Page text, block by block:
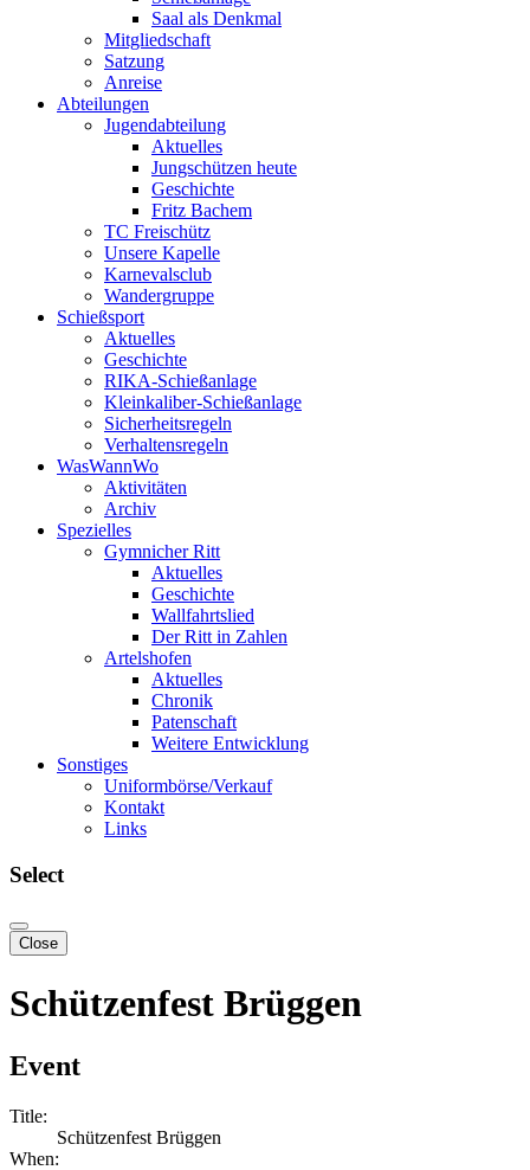
Saal als Denkmal
Mitgliedschaft
Satzung
Anreise
Abteilungen
Jugendabteilung
Aktuelles
Jungschützen heute
Geschichte
Fritz Bachem
TC Freischütz
Unsere Kapelle
Karnevalsclub
Wandergruppe
Schießsport
Aktuelles
Geschichte
RIKA-Schießanlage
Kleinkaliber-Schießanlage
Sicherheitsregeln
Verhaltensregeln
WasWannWo
Aktivitäten
Archiv
Spezielles
Gymnicher Ritt
Aktuelles
Geschichte
Wallfahrtslied
Der Ritt in Zahlen
Artelshofen
Aktuelles
Chronik
Patenschaft
Weitere Entwicklung
Sonstiges
Uniformbörse/Verkauf
Kontakt
Links
Select
Close
Schützenfest Brüggen
Event
Title:
Schützenfest Brüggen
When: